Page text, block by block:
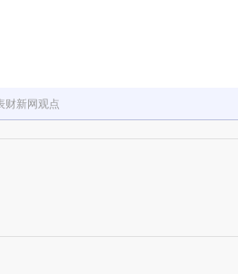
财新网观点